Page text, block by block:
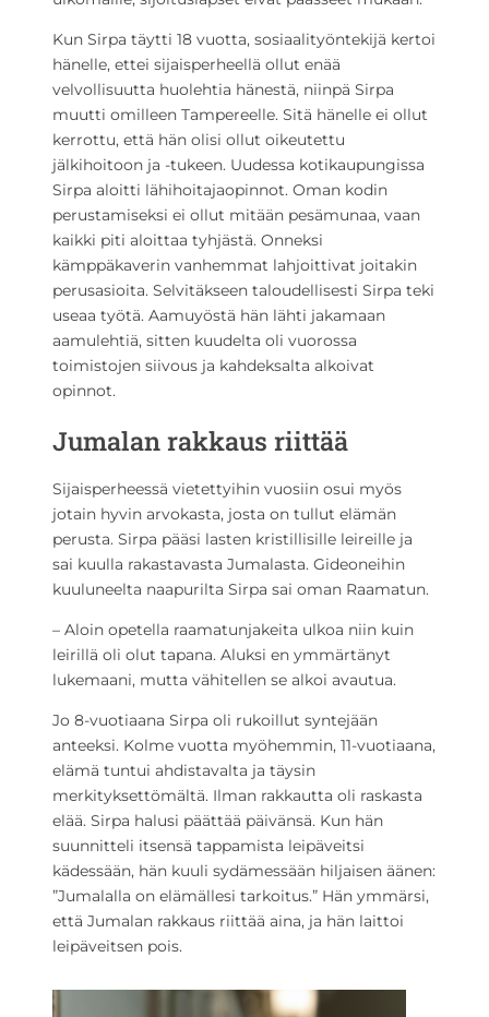
Kun Sirpa täytti 18 vuotta, sosiaalityöntekijä kertoi
hänelle, ettei sijaisperheellä ollut enää
velvollisuutta huolehtia hänestä, niinpä Sirpa
muutti omilleen Tampereelle. Sitä hänelle ei ollut
kerrottu, että hän olisi ollut oikeutettu
jälkihoitoon ja -tukeen. Uudessa kotikaupungissa
Sirpa aloitti lähihoitajaopinnot. Oman kodin
perustamiseksi ei ollut mitään pesämunaa, vaan
kaikki piti aloittaa tyhjästä. Onneksi
kämppäkaverin vanhemmat lahjoittivat joitakin
perusasioita. Selvitäkseen taloudellisesti Sirpa teki
useaa työtä. Aamuyöstä hän lähti jakamaan
aamulehtiä, sitten kuudelta oli vuorossa
toimistojen siivous ja kahdeksalta alkoivat
opinnot.
Jumalan rakkaus riittää
Sijaisperheessä vietettyihin vuosiin osui myös
jotain hyvin arvokasta, josta on tullut elämän
perusta. Sirpa pääsi lasten kristillisille leireille ja
sai kuulla rakastavasta Jumalasta. Gideoneihin
kuuluneelta naapurilta Sirpa sai oman Raamatun.
– Aloin opetella raamatunjakeita ulkoa niin kuin
leirillä oli olut tapana. Aluksi en ymmärtänyt
lukemaani, mutta vähitellen se alkoi avautua.
Jo 8-vuotiaana Sirpa oli rukoillut syntejään
anteeksi. Kolme vuotta myöhemmin, 11-vuotiaana,
elämä tuntui ahdistavalta ja täysin
merkityksettömältä. Ilman rakkautta oli raskasta
elää. Sirpa halusi päättää päivänsä. Kun hän
suunnitteli itsensä tappamista leipäveitsi
kädessään, hän kuuli sydämessään hiljaisen äänen:
”Jumalalla on elämällesi tarkoitus.” Hän ymmärsi,
että Jumalan rakkaus riittää aina, ja hän laittoi
leipäveitsen pois.